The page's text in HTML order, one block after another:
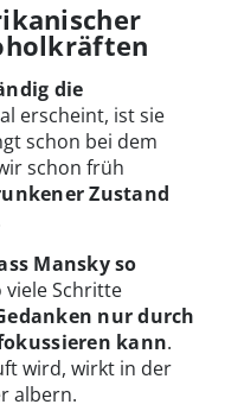
die
erscheint, ist sie
schon bei dem
schon früh
Zustand
Mansky so
viele Schritte
nur durch
kann.
wird, wirkt in der
albern.